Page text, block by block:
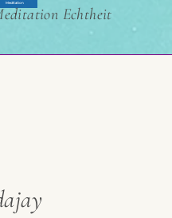
Meditation
Echtheit